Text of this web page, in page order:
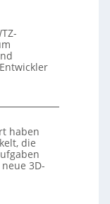
haben
die
3D-